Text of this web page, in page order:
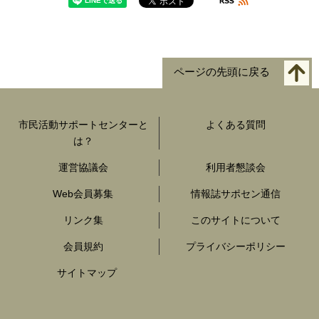
ページの先頭に戻る
市民活動サポートセンターと
は？
よくある質問
運営協議会 利用者懇談会
Web会員募集 情報誌サポセン通信
リンク集 このサイトについて
会員規約 プライバシーポリシー
サイトマップ